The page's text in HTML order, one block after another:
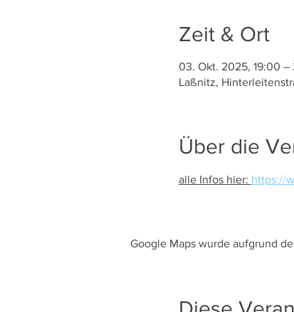
Zeit & Ort
03. Okt. 2025, 19:00 –
Laßnitz,
Über die
alle Infos hier: https://
Google Maps wurde aufgrund